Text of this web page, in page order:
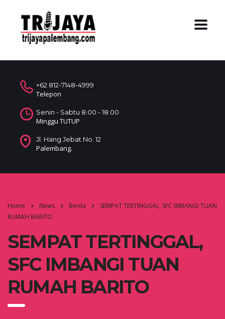
+62 812-7148-4999
Telepon
Senin - Sabtu 8.00 - 18.00
Minggu TUTUP
Jl. Hang Jebat No. 12
Palembang.
Home News Berita
SEMPAT TERTINGGAL, SFC IMBANGI TUAN
RUMAH BARITO
SEMPAT TERTINGGAL,
SFC IMBANGI TUAN
RUMAH BARITO